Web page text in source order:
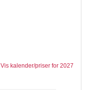
Vis kalender/priser for 2027